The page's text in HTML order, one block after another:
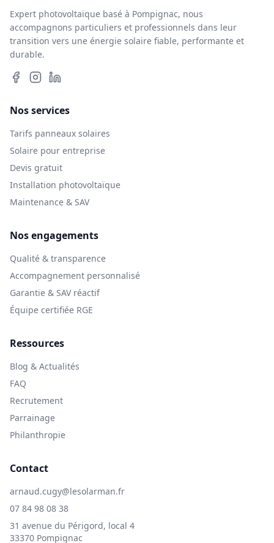
Expert photovoltaïque basé à Pompignac, nous
accompagnons particuliers et professionnels dans leur
transition vers une énergie solaire fiable, performante et
durable.
Nos services
Tarifs panneaux solaires
Solaire pour entreprise
Devis gratuit
Installation photovoltaïque
Maintenance & SAV
Nos engagements
Qualité & transparence
Accompagnement personnalisé
Garantie & SAV réactif
Équipe certifiée RGE
Ressources
Blog & Actualités
FAQ
Recrutement
Parrainage
Philanthropie
Contact
arnaud.cugy@lesolarman.fr
07 84 98 08 38
31 avenue du Périgord, local 4
33370 Pompignac